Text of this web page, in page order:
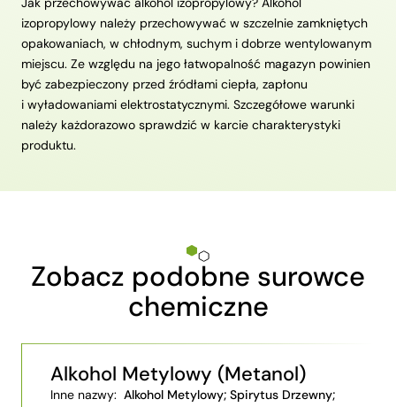
izopropylowy należy przechowywać w szczelnie zamkniętych
opakowaniach, w chłodnym, suchym i dobrze wentylowanym
miejscu. Ze względu na jego łatwopalność magazyn powinien
być zabezpieczony przed źródłami ciepła, zapłonu
i wyładowaniami elektrostatycznymi. Szczegółowe warunki
należy każdorazowo sprawdzić w karcie charakterystyki
produktu.
Zobacz podobne surowce
chemiczne
Alkohol Metylowy (Metanol)
Inne nazwy: Alkohol Metylowy; Spirytus Drzewny;